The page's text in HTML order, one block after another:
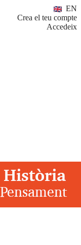
EN
Crea el teu compte
Accedeix